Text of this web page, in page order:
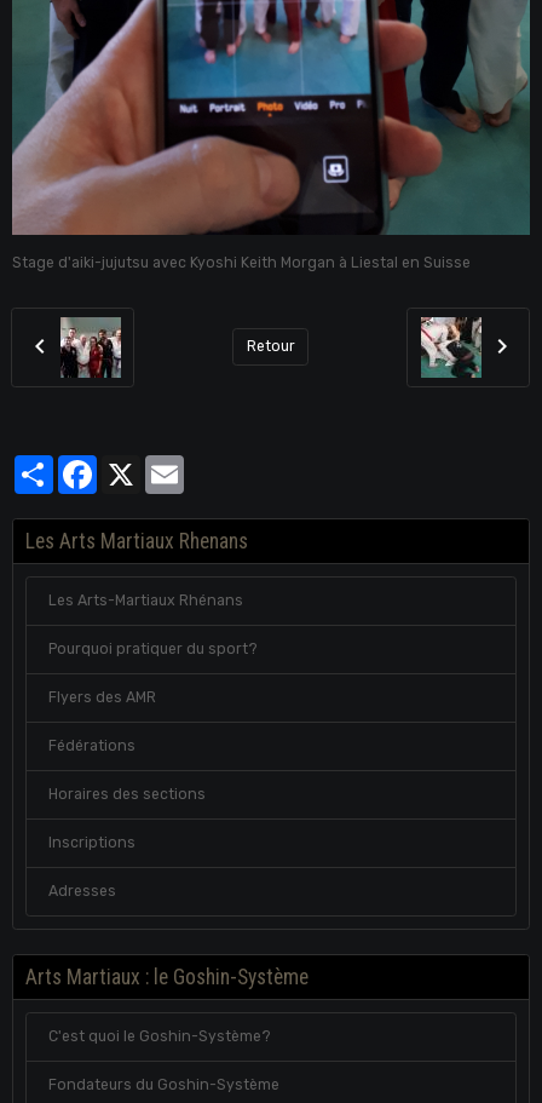
Stage d'aiki-jujutsu avec Kyoshi Keith Morgan à Liestal en Suisse
Retour
PartagerFacebook
X
Les Arts Martiaux Rhenans
Les Arts-Martiaux Rhénans
Pourquoi pratiquer du sport?
Flyers des AMR
Fédérations
Horaires des sections
Inscriptions
Adresses
Arts Martiaux : le Goshin-Système
C'est quoi le Goshin-Système?
Fondateurs du Goshin-Système